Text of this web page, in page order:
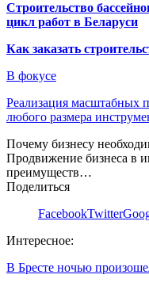
Строительство
цикл работ в Беларуси
Как заказать
В фокусе
Реализация масштабных
любого размера
Почему бизнесу
Продвижение бизнеса в
преимуществ…
Поделиться
FacebookTwitter
Интересное:
В Бресте ночью